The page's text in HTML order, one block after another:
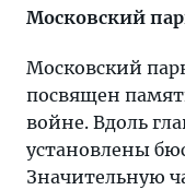
Московский
Московский
посвящен
войне. Вдоль
установлены
Значительную